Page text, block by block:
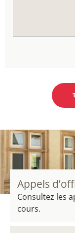
Appels
Consultez les
cours.